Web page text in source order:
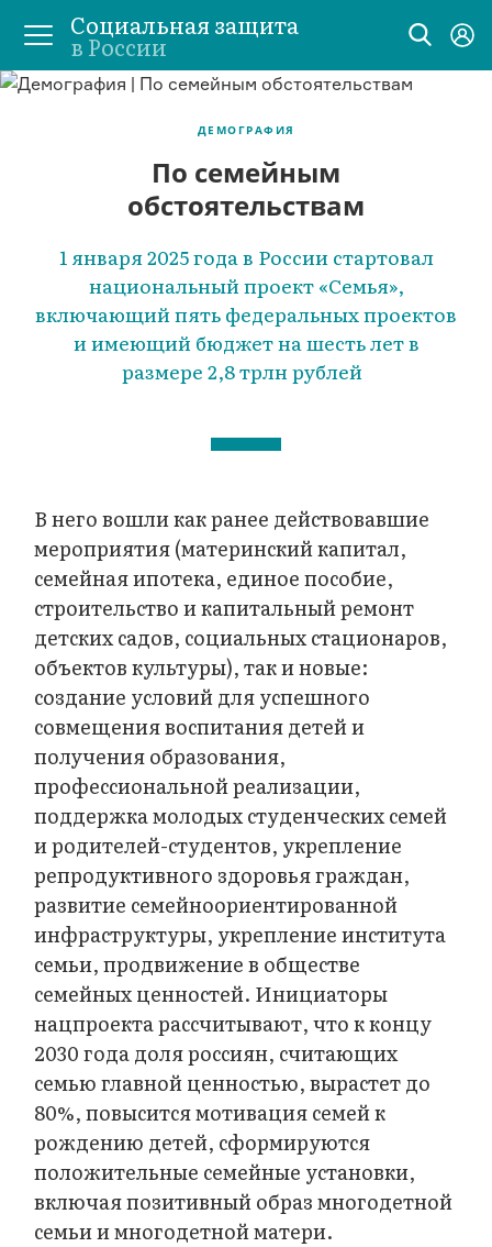
Социальная защита
в России
ДЕМОГРАФИЯ
По семейным
обстоятельствам
1 января 2025 года в России стартовал
национальный проект «Семья»,
включающий пять федеральных проектов
и имеющий бюджет на шесть лет в
размере 2,8 трлн рублей
В него вошли как ранее действовавшие
мероприятия (материнский капитал,
семейная ипотека, единое пособие,
строительство и капитальный ремонт
детских садов, социальных стационаров,
объектов культуры), так и новые:
создание условий для успешного
совмещения воспитания детей и
получения образования,
профессиональной реализации,
поддержка молодых студенческих семей
и родителей-студентов, укрепление
репродуктивного здоровья граждан,
развитие семейноориентированной
инфраструктуры, укрепление института
семьи, продвижение в обществе
семейных ценностей. Инициаторы
нацпроекта рассчитывают, что к концу
2030 года доля россиян, считающих
семью главной ценностью, вырастет до
80%, повысится мотивация семей к
рождению детей, сформируются
положительные семейные установки,
включая позитивный образ многодетной
семьи и многодетной матери.